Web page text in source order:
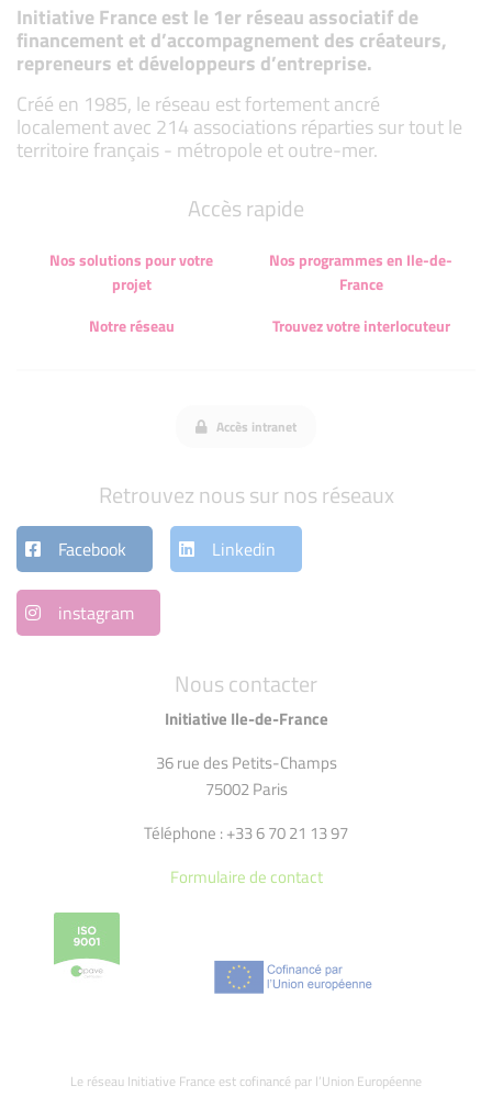
Initiative France est le 1er réseau associatif de
financement et d’accompagnement des créateurs,
repreneurs et développeurs d’entreprise.
Créé en 1985, le réseau est fortement ancré
localement avec 214 associations réparties sur tout le
territoire français - métropole et outre-mer.
Nous contacter
Initiative Ile-de-France
36 rue des Petits-Champs
75002 Paris
Téléphone : +33 6 70 21 13 97
Formulaire de contact
Le réseau Initiative France est cofinancé par l’Union Européenne
Accès rapide
Nos solutions pour votre
projet
Nos programmes en Ile-de-
France
Notre réseau
Trouvez votre interlocuteur
Accès intranet
Retrouvez nous sur nos réseaux
Facebook Linkedin
instagram